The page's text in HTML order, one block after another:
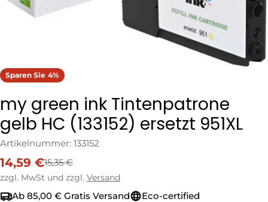
Sparen Sie 4%
my green ink Tintenpatrone
gelb HC (133152) ersetzt 951XL
Artikelnummer: 133152
Verkaufspreis
14,59 €
Regulärer
Preis
15,35 €
zzgl. MwSt und zzgl. Versand
Ab 85,00 € Gratis Versand
Eco-certified